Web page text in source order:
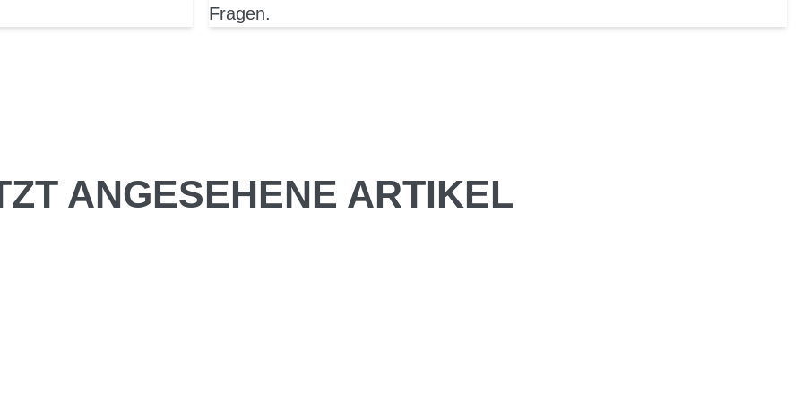
Fragen.
ANGESEHENE ARTIKEL